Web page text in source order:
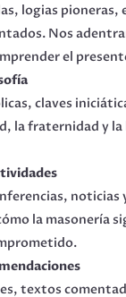
logias pioneras,
Nos
el
claves
la fraternidad y la
noticias
la masonería
textos